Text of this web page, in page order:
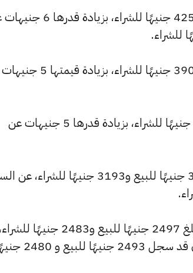
شهد سعر عيار 24 ارتفاعًا ليصبح 4280 جنيهًا للبيع و4257 جنيهًا
كما ارتفع سعر عيار 22 ليصل إلى 3923 جنيهًا للبيع و3902 جنيهًا
وارتفع سعر عيار 21 ليسجل 3745 جنيهًا للبيع و3725 جنيهًا للشراء، بزيادة قدرها 5 جنيهات عن
كما شهد سعر عيار 18 ارتفاعًا بقيمة 4 جنيهًا ليبلغ 3210 جنيهًا للبيع و3193 جنيهًا
وشهد سعر عيار 14 ارتفاعًا بالسوق المصري الآن، حيث بلغ 2497 جنيهًا للبيع و2483 جنيهًا للشراء،
مرتفعًا بمقدار 3 جنيهات عن التحديث السابق، حيث كان قد سجل